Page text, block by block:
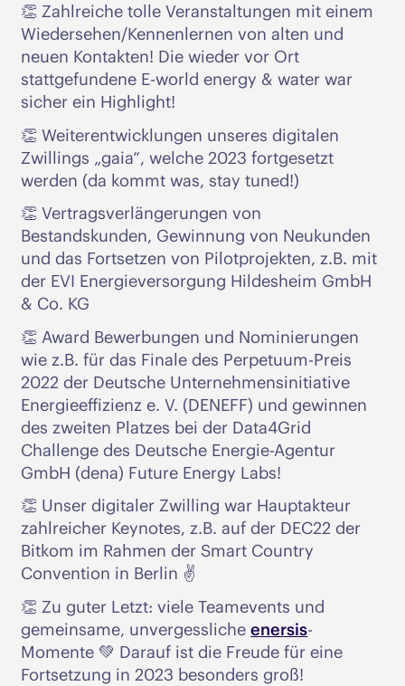
👏 Zahlreiche tolle Veranstaltungen mit einem
Wiedersehen/Kennenlernen von alten und
neuen Kontakten! Die wieder vor Ort
stattgefundene E-world energy & water war
sicher ein Highlight!
👏 Weiterentwicklungen unseres digitalen
Zwillings „gaia“, welche 2023 fortgesetzt
werden (da kommt was, stay tuned!)
👏 Vertragsverlängerungen von
Bestandskunden, Gewinnung von Neukunden
und das Fortsetzen von Pilotprojekten, z.B. mit
der EVI Energieversorgung Hildesheim GmbH
& Co. KG
👏 Award Bewerbungen und Nominierungen
wie z.B. für das Finale des Perpetuum-Preis
2022 der Deutsche Unternehmensinitiative
Energieeffizienz e. V. (DENEFF) und gewinnen
des zweiten Platzes bei der Data4Grid
Challenge des Deutsche Energie-Agentur
GmbH (dena) Future Energy Labs!
👏 Unser digitaler Zwilling war Hauptakteur
zahlreicher Keynotes, z.B. auf der DEC22 der
Bitkom im Rahmen der Smart Country
Convention in Berlin ✌️
👏 Zu guter Letzt: viele Teamevents und
gemeinsame, unvergesslicheenersis-
Momente 💚 Darauf ist die Freude für eine
Fortsetzung in 2023 besonders groß!